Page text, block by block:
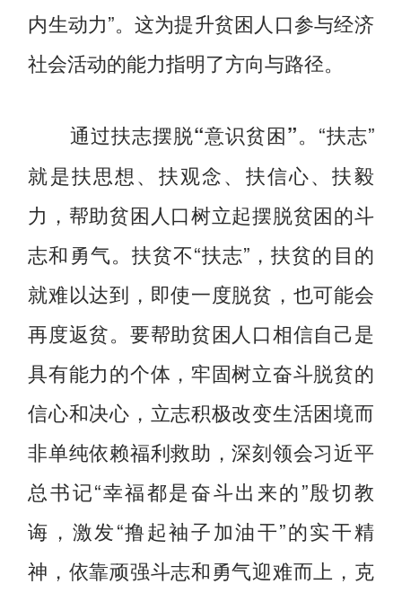
内生动力”。这为提升贫困人口参与经济
社会活动的能力指明了方向与路径。
通过扶志摆脱“意识贫困”。 “扶志”
就是扶思想、扶观念、扶信心、扶毅
力，帮助贫困人口树立起摆脱贫困的斗
志和勇气。扶贫不“扶志”，扶贫的目的
就难以达到，即使一度脱贫，也可能会
再度返贫。要帮助贫困人口相信自己是
具有能力的个体，牢固树立奋斗脱贫的
信心和决心，立志积极改变生活困境而
非单纯依赖福利救助，深刻领会习近平
总书记“幸福都是奋斗出来的”殷切教
诲，激发“撸起袖子加油干”的实干精
神，依靠顽强斗志和勇气迎难而上，克